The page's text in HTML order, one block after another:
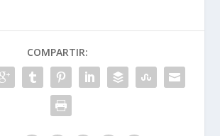
COMPARTIR: